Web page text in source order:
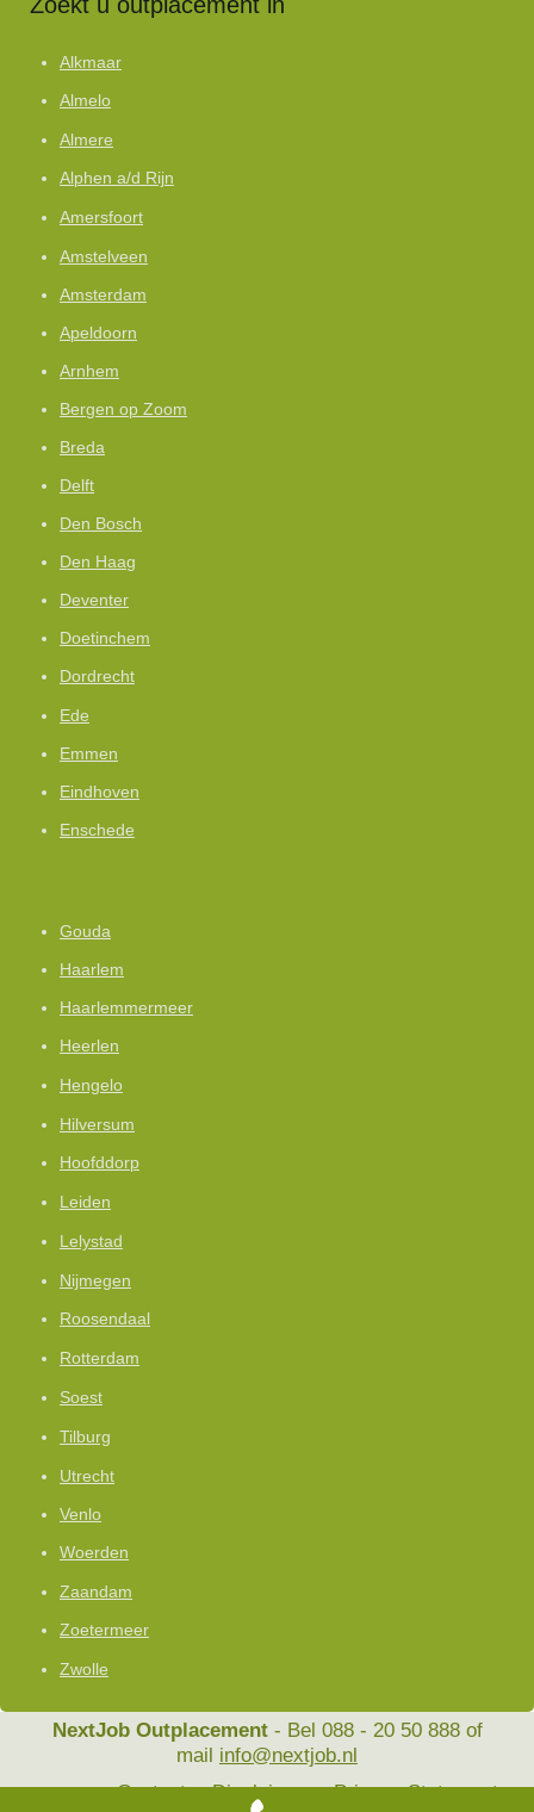
Alkmaar
Almelo
Almere
Alphen a/d Rijn
Amersfoort
Amstelveen
Amsterdam
Apeldoorn
Arnhem
Bergen op Zoom
Breda
Delft
Den Bosch
Den Haag
Deventer
Doetinchem
Dordrecht
Ede
Emmen
Eindhoven
Enschede
Gouda
Haarlem
Haarlemmermeer
Heerlen
Hengelo
Hilversum
Hoofddorp
Leiden
Lelystad
Nijmegen
Roosendaal
Rotterdam
Soest
Tilburg
Utrecht
Venlo
Woerden
Zaandam
Zoetermeer
Zwolle
NextJob Outplacement- Bel 088 - 20 50 888 of
mail info@nextjob.nl
Contact
Disclaimer Privacy Statement